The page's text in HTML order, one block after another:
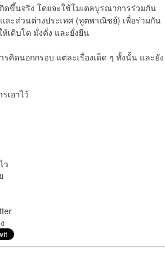
ขึ้นจริง โดยจะใช้โมเดลบูรณาการร่วมกัน
ะส่วนต่างประเทศ (ทูตพาณิชย์) เพื่อร่วมกัน
เติบโต มั่งคั่ง และยั่งยืน
ดนอกกรอบ แต่ละเรื่องเด็ด ๆ ทั้งนั้น และยัง
เอาไว้
ว